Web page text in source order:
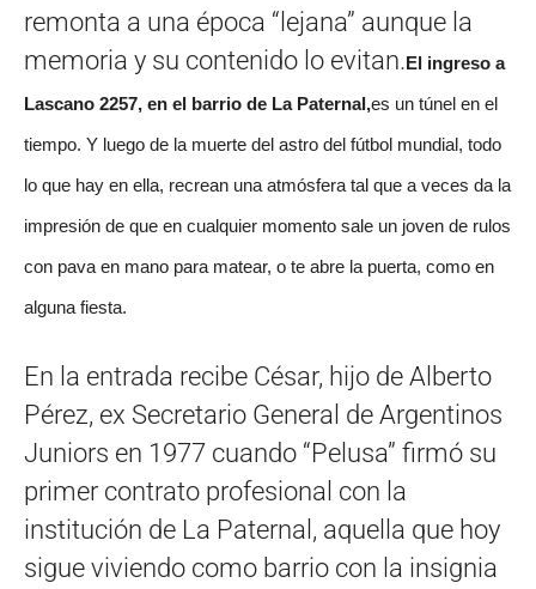
remonta a una época “lejana” aunque la
memoria y su contenido lo evitan.El ingreso a
Lascano 2257, en el barrio de La Paternal,es un túnel en el
tiempo. Y luego de la muerte del astro del fútbol mundial, todo
lo que hay en ella, recrean una atmósfera tal que a veces da la
impresión de que en cualquier momento sale un joven de rulos
con pava en mano para matear, o te abre la puerta, como en
alguna fiesta.
En la entrada recibe César, hijo de Alberto
Pérez, ex Secretario General de Argentinos
Juniors en 1977 cuando “Pelusa” firmó su
primer contrato profesional con la
institución de La Paternal, aquella que hoy
sigue viviendo como barrio con la insignia